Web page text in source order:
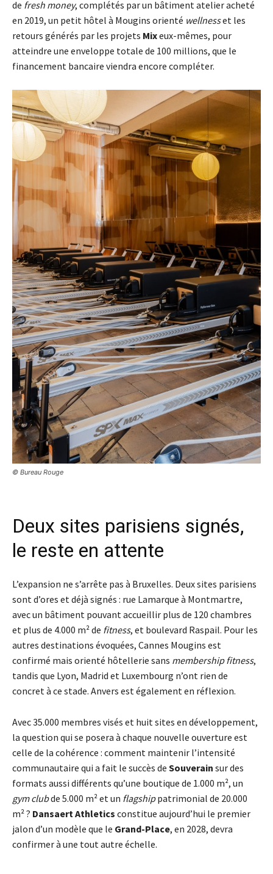
de fresh money, complétés par un bâtiment atelier acheté
en 2019, un petit hôtel à Mougins orienté wellnesset les
retours générés par les projets Mixeux-mêmes, pour
atteindre une enveloppe totale de 100 millions, que le
financement bancaire viendra encore compléter.
© Bureau Rouge
Deux sites parisiens signés,
le reste en attente
L’expansion ne s’arrête pas à Bruxelles. Deux sites parisiens
sont d’ores et déjà signés : rue Lamarque à Montmartre,
avec un bâtiment pouvant accueillir plus de 120 chambres
et plus de 4.000 m² de fitness, et boulevard Raspail. Pour les
autres destinations évoquées, Cannes Mougins est
confirmé mais orienté hôtellerie sans membership fitness,
tandis que Lyon, Madrid et Luxembourg n’ont rien de
concret à ce stade. Anvers est également en réflexion.
Avec 35.000 membres visés et huit sites en développement,
la question qui se posera à chaque nouvelle ouverture est
celle de la cohérence : comment maintenir l’intensité
communautaire qui a fait le succès de Souverain sur des
formats aussi différents qu’une boutique de 1.000 m², un
gym clubde 5.000 m² et un flagshippatrimonial de 20.000
m² ? Dansaert Athletics constitue aujourd’hui le premier
jalon d’un modèle que le Grand-Place, en 2028, devra
confirmer à une tout autre échelle.